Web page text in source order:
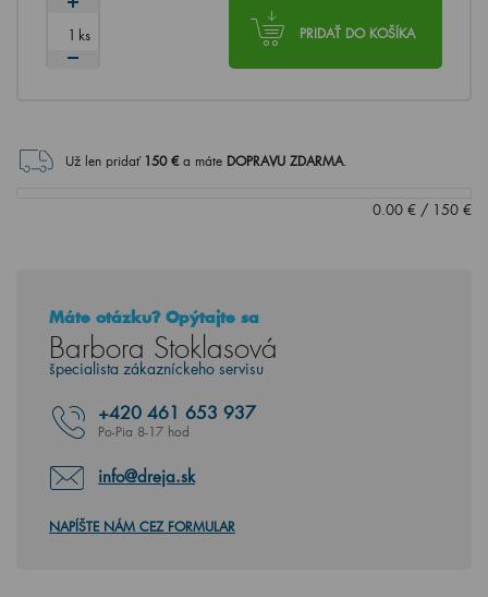
PRIDAŤ DO KOŠÍKA
ks
Už len pridať 150€ a máte DOPRAVU ZDARMA.
0.00 € / 150 €
Máte otázku? Opýtajte sa
Barbora Stoklasová
špecialista zákazníckeho servisu
+420 461 653 937
Po-Pia 8-17 hod
info@dreja.sk
NAPÍŠTE NÁM CEZ FORMULAR